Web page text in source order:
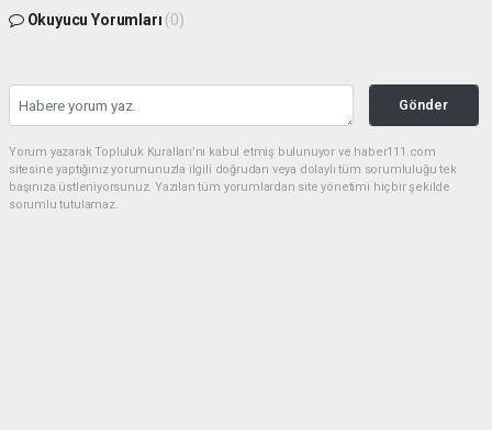
Okuyucu Yorumları (0)
Gönder
Yorum yazarak Topluluk Kuralları’nı kabul etmiş bulunuyor ve haber111.com
sitesine yaptığınız yorumunuzla ilgili doğrudan veya dolaylı tüm sorumluluğu tek
başınıza üstleniyorsunuz. Yazılan tüm yorumlardan site yönetimi hiçbir şekilde
sorumlu tutulamaz.